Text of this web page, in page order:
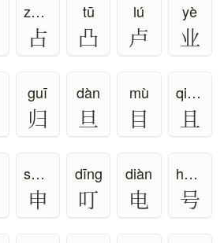
zhān、zhàn
占
tū
凸
lú
卢
yè
业
guī
归
dàn
旦
mù
目
qiě、jū
且
shēn
申
dīng
叮
diàn
电
hào、háo
号